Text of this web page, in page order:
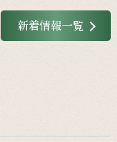
新着情報一覧